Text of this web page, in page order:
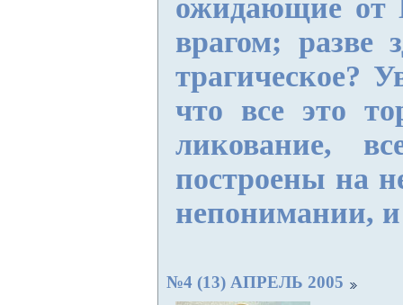
ожидающие от
врагом; разве
трагическое?
что все это
ликование,
построены на
непонимании,
№4 (13) АПРЕЛЬ 2005